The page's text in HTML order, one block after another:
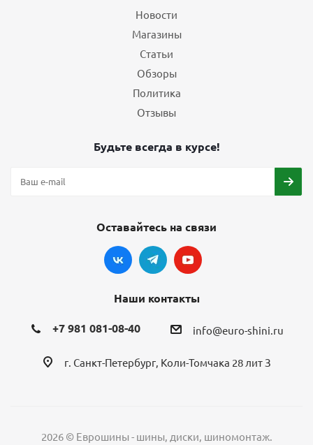
Новости
Магазины
Статьи
Обзоры
Политика
Отзывы
Будьте всегда в курсе!
Оставайтесь на связи
Наши контакты
+7 981 081-08-40 info@euro-shini.ru
г. Санкт-Петербург, Коли-Томчака 28 лит З
2026 © Еврошины - шины, диски, шиномонтаж.